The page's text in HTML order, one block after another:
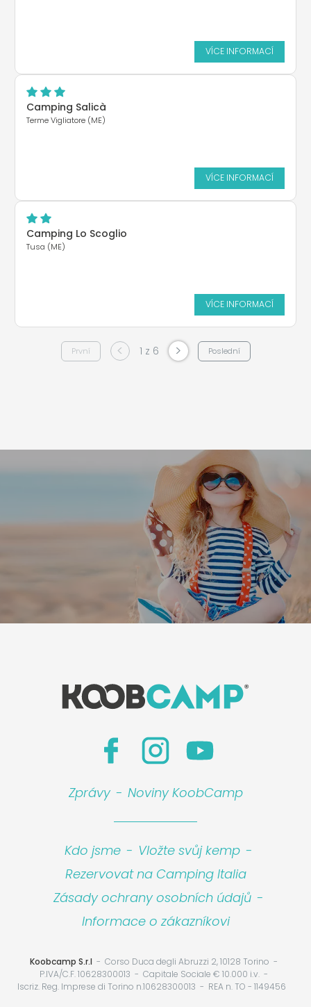
VÍCE INFORMACÍ
Camping Salicà
Terme Vigliatore (ME)
VÍCE INFORMACÍ
Camping Lo Scoglio
Tusa (ME)
VÍCE INFORMACÍ
První < 1 z 6 > Poslední
Zprávy - Noviny KoobCamp
Kdo jsme - Vložte svůj kemp -
Rezervovat na Camping Italia
Zásady ochrany osobních údajů -
Informace o zákazníkovi
Koobcamp S.r.l
Corso Duca degli Abruzzi 2, 10128 Torino
P.IVA/C.F. 10628300013
Capitale Sociale € 10.000 i.v.
Iscriz. Reg. Imprese di Torino n.10628300013
REA n. TO - 1149456